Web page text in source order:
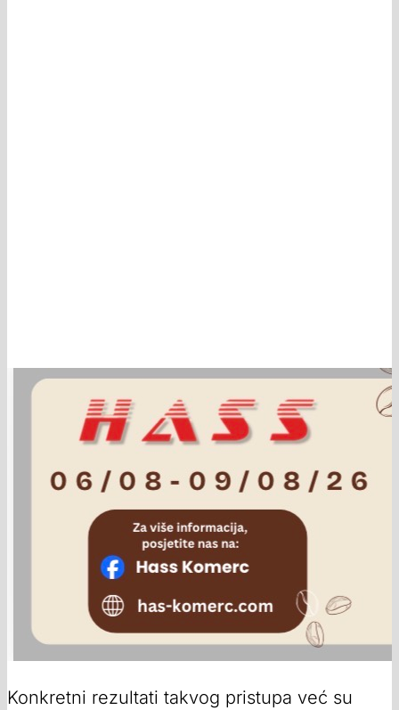
Konkretni rezultati takvog pristupa već su